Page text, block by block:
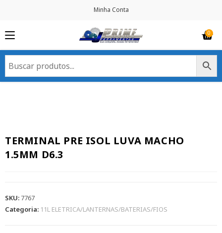
Minha Conta
TERMINAL PRE ISOL LUVA MACHO
1.5MM D6.3
SKU: 7767
Categoria: 11L ELETRICA/LANTERNAS/BATERIAS/FIOS